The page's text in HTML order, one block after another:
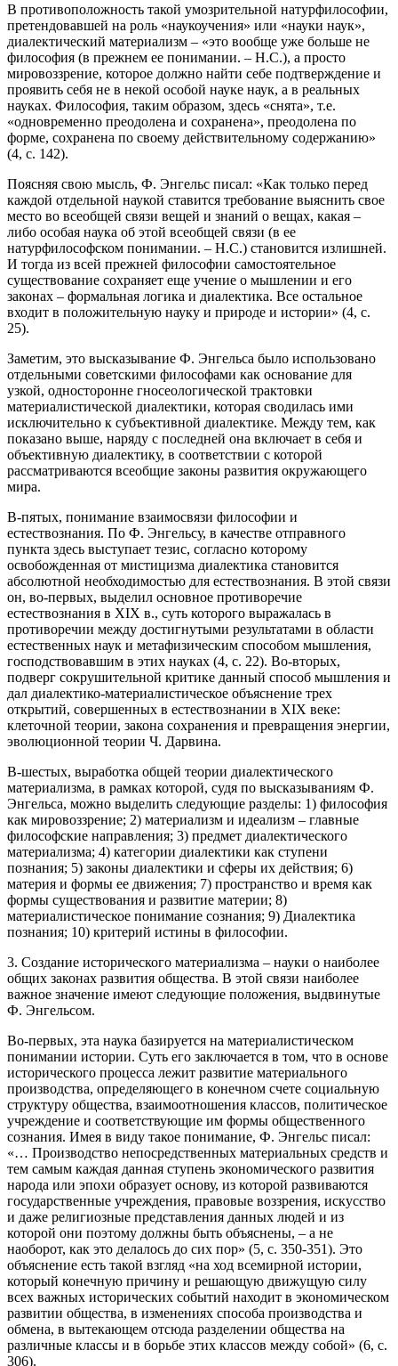
В противоположность такой умозрительной натурфилософии,
претендовавшей на роль «наукоучения» или «науки наук»,
диалектический материализм – «это вообще уже больше не
философия (в прежнем ее понимании. – Н.С.), а просто
мировоззрение, которое должно найти себе подтверждение и
проявить себя не в некой особой науке наук, а в реальных
науках. Философия, таким образом, здесь «снята», т.е.
«одновременно преодолена и сохранена», преодолена по
форме, сохранена по своему действительному содержанию»
(4, с. 142).
Поясняя свою мысль, Ф. Энгельс писал: «Как только перед
каждой отдельной наукой ставится требование выяснить свое
место во всеобщей связи вещей и знаний о вещах, какая –
либо особая наука об этой всеобщей связи (в ее
натурфилософском понимании. – Н.С.) становится излишней.
И тогда из всей прежней философии самостоятельное
существование сохраняет еще учение о мышлении и его
законах – формальная логика и диалектика. Все остальное
входит в положительную науку и природе и истории» (4, с.
25).
Заметим, это высказывание Ф. Энгельса было использовано
отдельными советскими философами как основание для
узкой, односторонне гносеологической трактовки
материалистической диалектики, которая сводилась ими
исключительно к субъективной диалектике. Между тем, как
показано выше, наряду с последней она включает в себя и
объективную диалектику, в соответствии с которой
рассматриваются всеобщие законы развития окружающего
мира.
В-пятых, понимание взаимосвязи философии и
естествознания. По Ф. Энгельсу, в качестве отправного
пункта здесь выступает тезис, согласно которому
освобожденная от мистицизма диалектика становится
абсолютной необходимостью для естествознания. В этой связи
он, во-первых, выделил основное противоречие
естествознания в XIX в., суть которого выражалась в
противоречии между достигнутыми результатами в области
естественных наук и метафизическим способом мышления,
господствовавшим в этих науках (4, с. 22). Во-вторых,
подверг сокрушительной критике данный способ мышления и
дал диалектико-материалистическое объяснение трех
открытий, совершенных в естествознании в XIX веке:
клеточной теории, закона сохранения и превращения энергии,
эволюционной теории Ч. Дарвина.
В-шестых, выработка общей теории диалектического
материализма, в рамках которой, судя по высказываниям Ф.
Энгельса, можно выделить следующие разделы: 1) философия
как мировоззрение; 2) материализм и идеализм – главные
философские направления; 3) предмет диалектического
материализма; 4) категории диалектики как ступени
познания; 5) законы диалектики и сферы их действия; 6)
материя и формы ее движения; 7) пространство и время как
формы существования и развитие материи; 8)
материалистическое понимание сознания; 9) Диалектика
познания; 10) критерий истины в философии.
3. Создание исторического материализма – науки о наиболее
общих законах развития общества. В этой связи наиболее
важное значение имеют следующие положения, выдвинутые
Ф. Энгельсом.
Во-первых, эта наука базируется на материалистическом
понимании истории. Суть его заключается в том, что в основе
исторического процесса лежит развитие материального
производства, определяющего в конечном счете социальную
структуру общества, взаимоотношения классов, политическое
учреждение и соответствующие им формы общественного
сознания. Имея в виду такое понимание, Ф. Энгельс писал:
«… Производство непосредственных материальных средств и
тем самым каждая данная ступень экономического развития
народа или эпохи образует основу, из которой развиваются
государственные учреждения, правовые воззрения, искусство
и даже религиозные представления данных людей и из
которой они поэтому должны быть объяснены, – а не
наоборот, как это делалось до сих пор» (5, с. 350-351). Это
объяснение есть такой взгляд «на ход всемирной истории,
который конечную причину и решающую движущую силу
всех важных исторических событий находит в экономическом
развитии общества, в изменениях способа производства и
обмена, в вытекающем отсюда разделении общества на
различные классы и в борьбе этих классов между собой» (6, с.
306).